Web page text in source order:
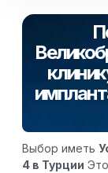
Выбор иметь
4 в Турции